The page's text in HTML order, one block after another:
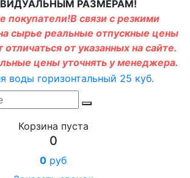
РАЗМЕРАМ!
покупатели!В связи с резкими
сырье реальные отпускные цены
отличаться от указанных на сайте.
цены уточнять у менеджера.
Корзина пуста
0
0 руб